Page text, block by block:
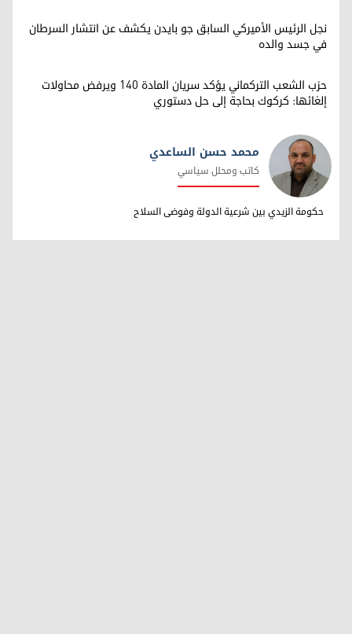
نجل الرئيس الأميركي السابق جو بايدن يكشف عن انتشار السرطان
في جسد والده
حزب الشعب التركماني يؤكد سريان المادة 140 ويرفض محاولات
إلغائها: كركوك بحاجة إلى حل دستوري
محمد حسن الساعدي
محمد حسن الساعدي
كاتب ومحلل سياسي
حكومة الزيدي بين شرعية الدولة وفوضى السلاح